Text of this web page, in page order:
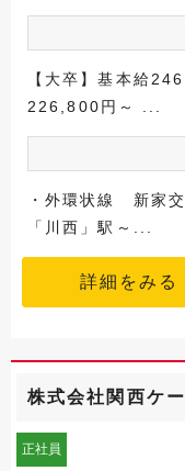
【大卒】基本給
226,800円～ ...
・外環状線 新家
「川西」駅～...
詳細をみる
株式会社関西ケ
正社員